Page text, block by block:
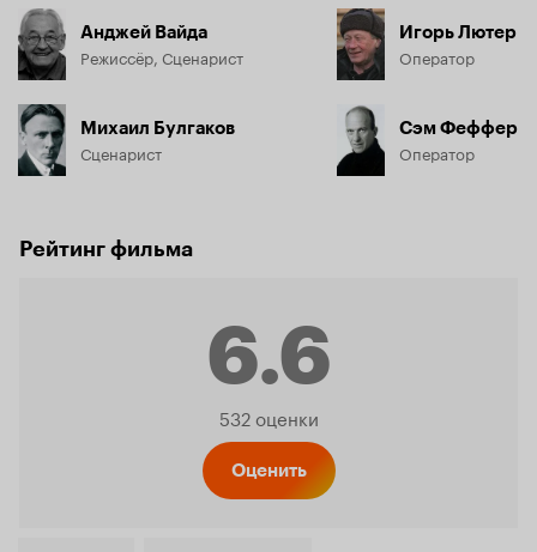
Анджей Вайда
Режиссёр, Сценарист
Михаил Булгаков
Сценарист
Игорь Лютер
Оператор
Сэм Феффер
Оператор
Рейтинг фильма
6.6
Рейтинг
532 оценки
Оценить